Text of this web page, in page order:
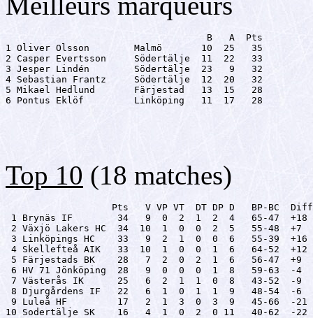
                                    B   A  Pts
1 Oliver Olsson        Malmö       10  25   35
2 Casper Evertsson     Södertälje  11  22   33
3 Jesper Lindén        Södertälje  23   9   32
4 Sebastian Frantz     Södertälje  12  20   32
5 Mikael Hedlund       Färjestad   13  15   28
6 Pontus Eklöf         Linköping   11  17   28
Top 10 (18 matches)
                   Pts   V VP VT  DT DP D   BP-BC  Diff
1 Brynäs IF        34   9  0  2  1  2  4   65-47  +18
2 Växjö Lakers HC  34  10  1  0  0  2  5   55-48  +7
3 Linköpings HC    33   9  2  1  0  0  6   55-39  +16
4 Skellefteå AIK   33  10  1  0  0  1  6   64-52  +12
5 Färjestads BK    28   7  2  0  2  1  6   56-47  +9
6 HV 71 Jönköping  28   9  0  0  0  1  8   59-63  -4
7 Västerås IK      25   6  2  1  1  0  8   43-52  -9
8 Djurgårdens IF   22   6  1  0  1  1  9   48-54  -6
9 Luleå HF         17   2  1  3  0  3  9   45-66  -21
10 Sodertälje SK    16   4  1  0  2  0 11   40-62  -22